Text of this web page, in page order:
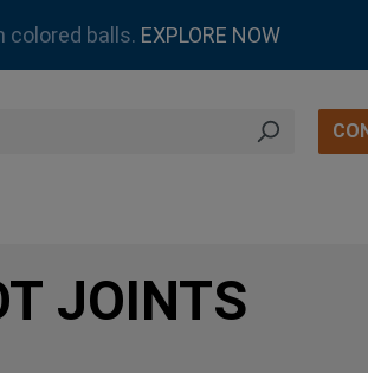
colored balls. EXPLORE NOW
JOINTS